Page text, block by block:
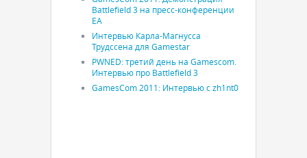
Battlefield 3 на пресс-конференции
EA
Интервью Карла-Магнусса
Трудссена для Gamestar
PWNED: третий день на Gamescom.
Интервью про Battlefield 3
GamesCom 2011: Интервью с zh1nt0